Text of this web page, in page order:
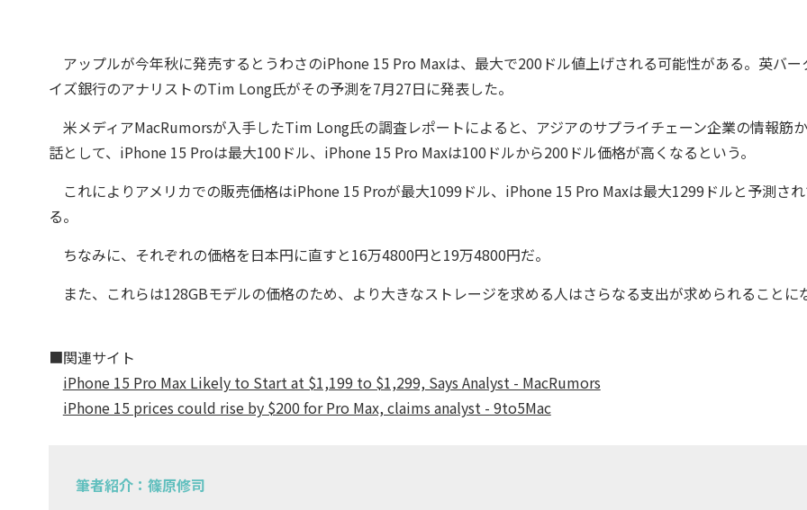
アップルが今年秋に発売するとうわさのiPhone 15 Pro Maxは、最大で200ドル値上げされる可能性がある。英バー
イズ銀行のアナリストのTim Long氏がその予測を7月27日に発表した。
米メディアMacRumorsが入手したTim Long氏の調査レポートによると、アジアのサプライチェーン企業の情報筋
話として、iPhone 15 Proは最大100ドル、iPhone 15 Pro Maxは100ドルから200ドル価格が高くなるという。
これによりアメリカでの販売価格はiPhone 15 Proが最大1099ドル、iPhone 15 Pro Maxは最大1299ドルと予測さ
る。
ちなみに、それぞれの価格を日本円に直すと16万4800円と19万4800円だ。
また、これらは128GBモデルの価格のため、より大きなストレージを求める人はさらなる支出が求められることに
■関連サイト
iPhone 15 Pro Max Likely to Start at $1,199 to $1,299, Says Analyst - MacRumors
iPhone 15 prices could rise by $200 for Pro Max, claims analyst - 9to5Mac
筆者紹介：篠原修司